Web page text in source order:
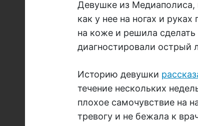
Девушке из Медиаполиса,
как у нее на ногах и
на коже и решила сделать
диагностировали острый
Историю девушки
течение нескольких
плохое самочувствие на
тревогу и не бежала к